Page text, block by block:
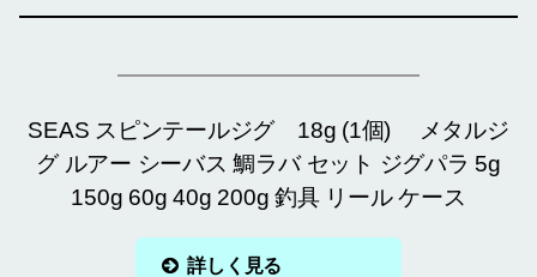
SEAS スピンテールジグ 18g (1個) メタルジ
グ ルアー シーバス 鯛ラバ セット ジグパラ 5g
150g 60g 40g 200g 釣具 リール ケース
詳しく見る